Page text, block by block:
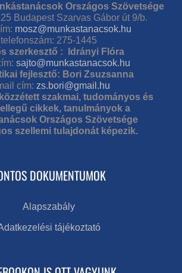
Országos Szövetsége
Budapest Szarvas Gábor út 9/b.
mosz@munkastanacsok.hu
telefonszám: 275-1445
szerkesztő : Idrányi Flóra
sajto@munkastanacsok.hu
fejlesztő: Bori Zsuzsanna
cím: zs.bori@gmail.hu
szakmai, tudományos és
cikkek, tanulmányok a
Országos Szövetsége
szellemi tulajdonát képezik.
DOKUMENTUMOK
Alapszabály
tájékoztató